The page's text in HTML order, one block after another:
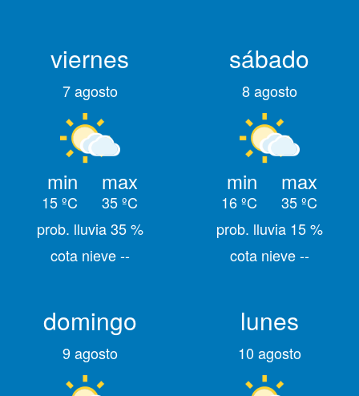
viernes
7 agosto
min
15 ºC
max
35 ºC
prob. lluvia 35 %
cota nieve --
sábado
8 agosto
min
16 ºC
max
35 ºC
prob. lluvia 15 %
cota nieve --
domingo
9 agosto
lunes
10 agosto